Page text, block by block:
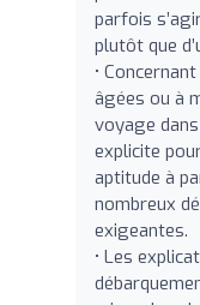
parfois
plutôt que
•
âgées ou à
voyage
explicite
aptitude à
nombreux
exigeantes.
• Les